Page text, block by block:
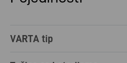
VARTA tip